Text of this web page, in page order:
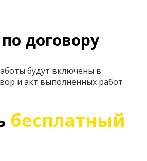
договору
будут включены в
и акт выполненных работ
бесплатный